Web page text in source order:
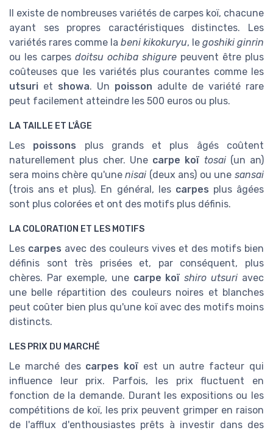
Il existe de nombreuses variétés de carpes koï, chacune
ayant ses propres caractéristiques distinctes. Les
variétés rares comme la beni kikokuryu, le goshiki ginrin
ou les carpes doitsu ochiba shigure peuvent être plus
coûteuses que les variétés plus courantes comme les
utsuri et showa. Un poisson adulte de variété rare
peut facilement atteindre les 500 euros ou plus.
LA TAILLE ET L'ÂGE
Les poissons plus grands et plus âgés coûtent
naturellement plus cher. Une carpe koï tosai(un an)
sera moins chère qu'unenisai (deux ans) ou unesansai
(trois ans et plus). En général, les carpes plus âgées
sont plus colorées et ont des motifs plus définis.
LA COLORATION ET LES MOTIFS
Les carpes avec des couleurs vives et des motifs bien
définis sont très prisées et, par conséquent, plus
chères. Par exemple, une carpe koï shiro utsuri avec
une belle répartition des couleurs noires et blanches
peut coûter bien plus qu'une koï avec des motifs moins
distincts.
LES PRIX DU MARCHÉ
Le marché des carpes koï est un autre facteur qui
influence leur prix. Parfois, les prix fluctuent en
fonction de la demande. Durant les expositions ou les
compétitions de koï, les prix peuvent grimper en raison
de l'afflux d'enthousiastes prêts à investir dans des